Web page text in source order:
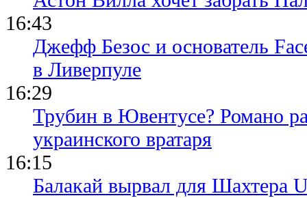
16:43
Джефф Безос и основатель
в Ливерпуле
16:29
Трубин в Ювентусе? Романо
украинского вратаря
16:15
Балакай вырвал для Шахтера